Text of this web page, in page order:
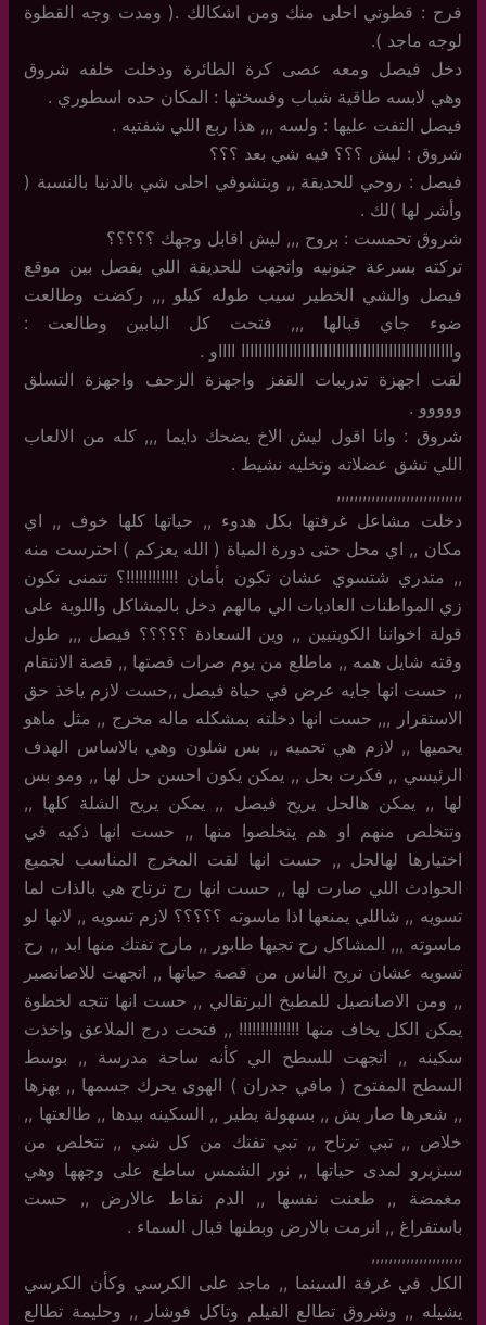
فرح : قطوتي احلى منك ومن اشكالك .( ومدت وجه القطوة
لوجه ماجد ).
دخل فيصل ومعه عصى كرة الطائرة ودخلت خلفه شروق
وهي لابسه طاقية شباب وفسختها : المكان حده اسطوري .
فيصل التفت عليها : ولسه ,,, هذا ربع اللي شفتيه .
شروق : ليش ؟؟؟ فيه شي بعد ؟؟؟
فيصل : روحي للحديقة ,, وبتشوفي احلى شي بالدنيا بالنسبة (
وأشر لها )لك .
شروق تحمست : بروح ,,, ليش اقابل وجهك ؟؟؟؟؟
تركته بسرعة جنونيه واتجهت للحديقة اللي يفصل بين موقع
فيصل والشي الخطير سيب طوله كيلو ,,, ركضت وطالعت
ضوء جاي قبالها ,,, فتحت كل البابين وطالعت :
وااااااااااااااااااااااااااااااااااااااااااااااااا ااااو .
لقت اجهزة تدريبات القفز واجهزة الزحف واجهزة التسلق
ووووو .
شروق : وانا اقول ليش الاخ يضحك دايما ,,, كله من الالعاب
اللي تشق عضلاته وتخليه نشيط .
,,,,,,,,,,,,,,,,,,,,,,,,,,,,,
دخلت مشاعل غرفتها بكل هدوء ,, حياتها كلها خوف ,, اي
مكان ,, اي محل حتى دورة المياة ( الله يعزكم ) احترست منه
,, متدري شتسوي عشان تكون بأمان !!!!!!!!!!!!؟ تتمنى تكون
زي المواطنات العاديات الي مالهم دخل بالمشاكل واللوية على
قولة اخواننا الكويتيين ,, وين السعادة ؟؟؟؟؟ فيصل ,,, طول
وقته شايل همه ,, ماطلع من يوم صرات قصتها ,, قصة الانتقام
,, حست انها جايه عرض في حياة فيصل ,,حست لازم ياخذ حق
الاستقرار ,,, حست انها دخلته بمشكله ماله مخرج ,, مثل ماهو
يحميها ,, لازم هي تحميه ,, بس شلون وهي بالاساس الهدف
الرئيسي ,, فكرت بحل ,, يمكن يكون احسن حل لها ,, ومو بس
لها ,, يمكن هالحل يريح فيصل ,, يمكن يريح الشلة كلها ,,
وتتخلص منهم او هم يتخلصوا منها ,, حست انها ذكيه في
اختيارها لهالحل ,, حست انها لقت المخرج المناسب لجميع
الحوادث اللي صارت لها ,, حست انها رح ترتاح هي بالذات لما
تسويه ,, شاللي يمنعها اذا ماسوته ؟؟؟؟؟ لازم تسويه ,, لانها لو
ماسوته ,,, المشاكل رح تجيها طابور ,, مارح تفتك منها ابد ,, رح
تسويه عشان تريح الناس من قصة حياتها ,, اتجهت للاصانصير
,, ومن الاصانصيل للمطبخ البرتقالي ,, حست انها تتجه لخطوة
يمكن الكل يخاف منها !!!!!!!!!!!!!! ,, فتحت درج الملاعق واخذت
سكينه ,, اتجهت للسطح الي كأنه ساحة مدرسة ,, بوسط
السطح المفتوح ( مافي جدران ) الهوى يحرك جسمها ,, يهزها
,, شعرها صار يش ,, بسهولة يطير ,, السكينه بيدها ,, طالعتها ,,
خلاص ,, تبي ترتاح ,, تبي تفتك من كل شي ,, تتخلص من
سبزيرو لمدى حياتها ,, نور الشمس ساطع على وجهها وهي
مغمضة ,, طعنت نفسها ,, الدم نقاط عالارض ,, حست
باستفراغ ,, انرمت بالارض وبطنها قبال السماء .
,,,,,,,,,,,,,,,,,,,,,
الكل في غرفة السينما ,, ماجد على الكرسي وكأن الكرسي
يشيله ,, وشروق تطالع الفيلم وتاكل فوشار ,, وحليمة تطالع